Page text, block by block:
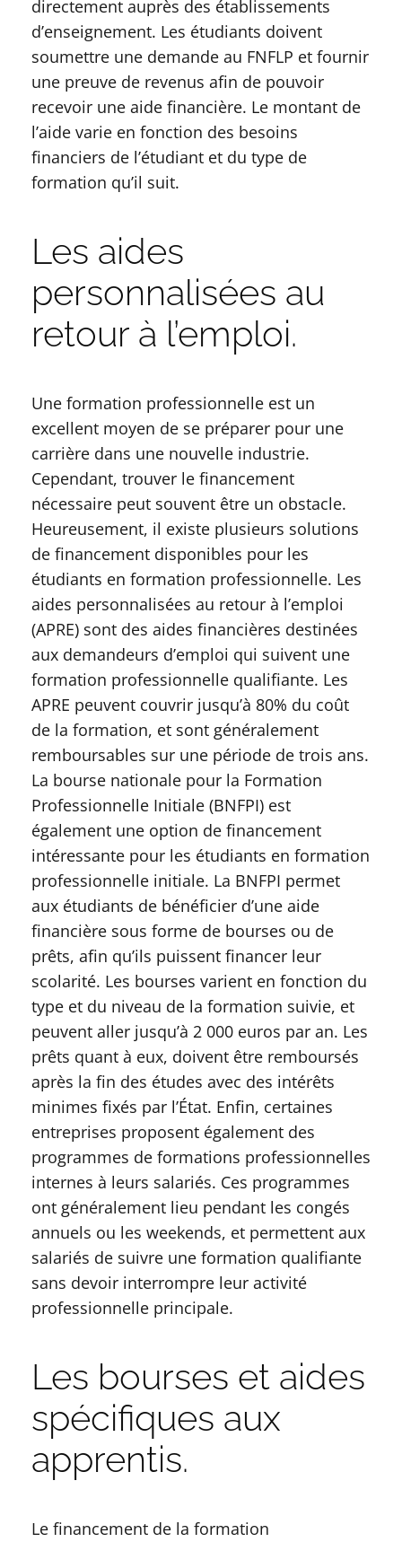
directement auprès des établissements
d’enseignement. Les étudiants doivent
soumettre une demande au FNFLP et fournir
une preuve de revenus afin de pouvoir
recevoir une aide financière. Le montant de
l’aide varie en fonction des besoins
financiers de l’étudiant et du type de
formation qu’il suit.
Les aides
personnalisées au
retour à l’emploi.
Une formation professionnelle est un
excellent moyen de se préparer pour une
carrière dans une nouvelle industrie.
Cependant, trouver le financement
nécessaire peut souvent être un obstacle.
Heureusement, il existe plusieurs solutions
de financement disponibles pour les
étudiants en formation professionnelle. Les
aides personnalisées au retour à l’emploi
(APRE) sont des aides financières destinées
aux demandeurs d’emploi qui suivent une
formation professionnelle qualifiante. Les
APRE peuvent couvrir jusqu’à 80% du coût
de la formation, et sont généralement
remboursables sur une période de trois ans.
La bourse nationale pour la Formation
Professionnelle Initiale (BNFPI) est
également une option de financement
intéressante pour les étudiants en formation
professionnelle initiale. La BNFPI permet
aux étudiants de bénéficier d’une aide
financière sous forme de bourses ou de
prêts, afin qu’ils puissent financer leur
scolarité. Les bourses varient en fonction du
type et du niveau de la formation suivie, et
peuvent aller jusqu’à 2 000 euros par an. Les
prêts quant à eux, doivent être remboursés
après la fin des études avec des intérêts
minimes fixés par l’État. Enfin, certaines
entreprises proposent également des
programmes de formations professionnelles
internes à leurs salariés. Ces programmes
ont généralement lieu pendant les congés
annuels ou les weekends, et permettent aux
salariés de suivre une formation qualifiante
sans devoir interrompre leur activité
professionnelle principale.
Les bourses et aides
spécifiques aux
apprentis.
Le financement de la formation